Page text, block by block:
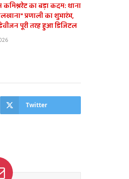
कमिश्नरेट का बड़ा कदम: थाना
प्रणाली का शुभारंभ,
पूरी तरह हुआ डिजिटल
Twitter